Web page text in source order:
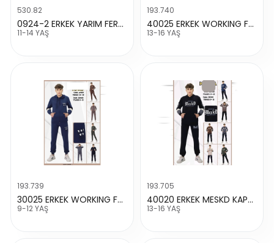
530.82
0924-2 ERKEK YARIM FERMUARLI KAPSONLU TAKIM
11-14 YAŞ
193.740
40025 ERKEK WORKING FARMAR 2 İP TAKIM
13-16 YAŞ
193.739
30025 ERKEK WORKING FARMAR 2 İP TAKIM
9-12 YAŞ
193.705
40020 ERKEK MESKD KAPŞONLU TAKIM
13-16 YAŞ